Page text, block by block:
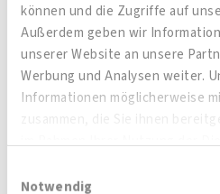
können und die Zugriffe auf
Außerdem geben wir
unserer Website an unsere
Werbung und Analysen weiter.
Informationen möglicherweise
im Rahmen Ihrer Nutzung der
Notwendig
auch Prof. Dr. med.
fortschrittliche Alternative
Entwicklung, welche die
Patienten angenehmer
die Leute nach der